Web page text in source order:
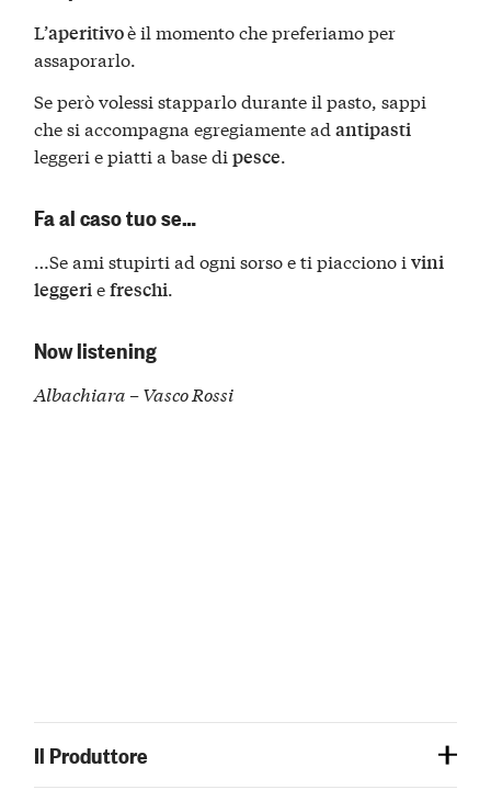
L’aperitivoè il momento che preferiamo per
assaporarlo.
Se però volessi stapparlo durante il pasto, sappi
che si accompagna egregiamente adantipasti
leggeri e piatti a base dipesce.
Fa al caso tuo se…
…Se ami stupirti ad ogni sorso e ti piacciono ivini
leggeriefreschi.
Now listening
Albachiara – Vasco Rossi
Il Produttore